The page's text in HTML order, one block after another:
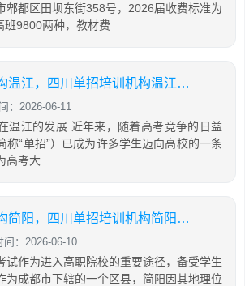
郫都区田坝东街358号，2026届收费标准为
班9800两种，教材费
四川单招培训机构温江，四川单招培训机构温江有哪些
：2026-06-11
温江的发展 近年来，随着高考竞争的日益
称“单招”）已成为许多学生迈向高校的一条
高考大
四川单招培训机构简阳，四川单招培训机构简阳地址
间：2026-06-10
试作为进入高职院校的重要途径，备受学生
为成都市下辖的一个区县，简阳因其地理位